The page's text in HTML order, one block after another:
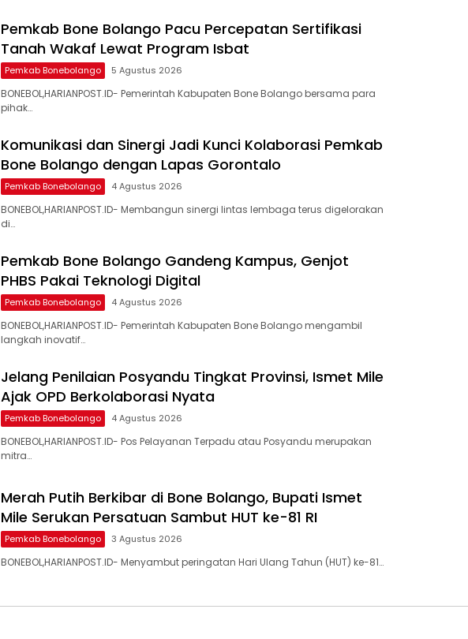
Pemkab Bone Bolango Pacu Percepatan Sertifikasi
Tanah Wakaf Lewat Program Isbat
Pemkab Bonebolango 5 Agustus 2026
BONEBOL,HARIANPOST.ID- Pemerintah Kabupaten Bone Bolango bersama para
pihak…
Komunikasi dan Sinergi Jadi Kunci Kolaborasi Pemkab
Bone Bolango dengan Lapas Gorontalo
Pemkab Bonebolango 4 Agustus 2026
BONEBOL,HARIANPOST.ID- Membangun sinergi lintas lembaga terus digelorakan
di…
Pemkab Bone Bolango Gandeng Kampus, Genjot
PHBS Pakai Teknologi Digital
Pemkab Bonebolango 4 Agustus 2026
BONEBOL,HARIANPOST.ID- Pemerintah Kabupaten Bone Bolango mengambil
langkah inovatif…
Jelang Penilaian Posyandu Tingkat Provinsi, Ismet Mile
Ajak OPD Berkolaborasi Nyata
Pemkab Bonebolango 4 Agustus 2026
BONEBOL,HARIANPOST.ID- Pos Pelayanan Terpadu atau Posyandu merupakan
mitra…
Merah Putih Berkibar di Bone Bolango, Bupati Ismet
Mile Serukan Persatuan Sambut HUT ke-81 RI
Pemkab Bonebolango 3 Agustus 2026
BONEBOL,HARIANPOST.ID- Menyambut peringatan Hari Ulang Tahun (HUT) ke-81…